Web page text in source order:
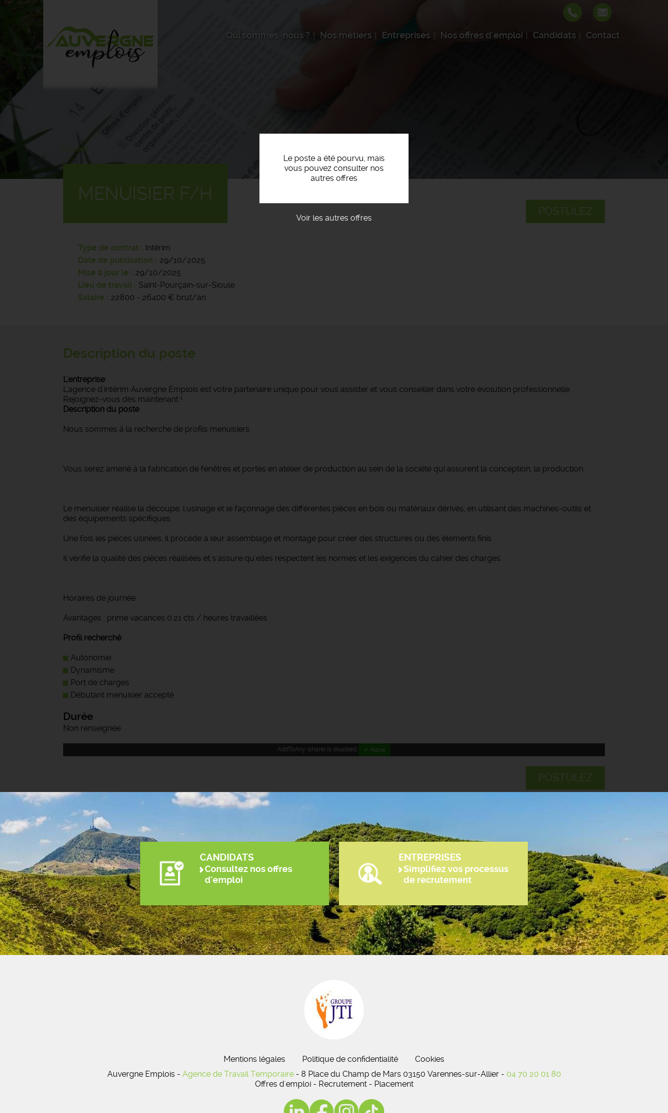
Qui sommes-nous ? Nos métiers Entreprises Nos offres d'emploi Candidats Contact
Accueil
Le poste a été pourvu, mais
vous pouvez consulter nos
autres offres
Voir les autres offres
POSTULEZ
MENUISIER F/H
Type de contrat
Intérim
Date de publication
29/10/2025
Mise à jour le
29/10/2025
Lieu de travail
Saint-Pourçain-sur-Sioule
Salaire
22800 - 26400 € brut/an
Description du poste
L'entreprise
L'agence d'intérim Auvergne Emplois est votre partenaire unique pour vous assister et vous conseiller dans votre évolution professionnelle.
Rejoignez-vous dès maintenant !
Description du poste
Nous sommes à la recherche de profils menuisiers.
Vous serez amené à la fabrication de fenêtres et portes en atelier de production au sein de la société qui assurent la conception, la production.
Le menuisier réalise la découpe, l'usinage et le façonnage des différentes pièces en bois ou matériaux dérivés, en utilisant des machines-outils et
des équipements spécifiques.
Une fois les pièces usinées, il procède à leur assemblage et montage pour créer des structures ou des éléments finis.
Il vérifie la qualité des pièces réalisées et s'assure qu'elles respectent les normes et les exigences du cahier des charges.
Horaires de journée
Avantages : prime vacances 0.21 cts / heures travaillées
Profil recherché
Autonomie
Dynamisme
Port de charges
Débutant menuisier accepté
Durée
Non renseignée
AddToAny (share) is disabled. ✓ Allow
POSTULEZ
CANDIDATS
Consultez nos offres
d'emploi
ENTREPRISES
Simplifiez vos processus
de recrutement
Mentions légales Politique de confidentialité
Cookies
Auvergne Emplois - Agence de Travail Temporaire- 8 Place du Champ de Mars 03150 Varennes-sur-Allier - 04 70 20 01 80
Offres d'emploi - Recrutement - Placement